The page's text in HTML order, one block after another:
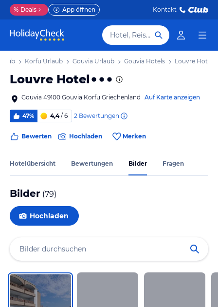
% Deals App öffnen Kontakt
Hotel, Reiseziel
Korfu Urlaub Gouvia Urlaub Gouvia Hotels Louvre Hotel
Louvre Hotel
Gouvia 49100 Gouvia Korfu Griechenland Auf Karte anzeigen
47% 4,4/ 6 2 Bewertungen
Bewerten Hochladen Merken
Hotelübersicht Bewertungen Bilder Fragen
Bilder (79)
Hochladen